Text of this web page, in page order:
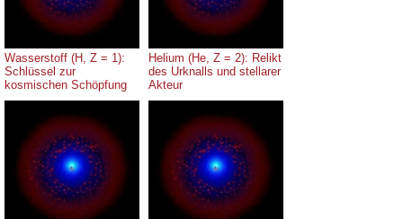
Wasserstoff (H, Z = 1):
Schlüssel zur
kosmischen Schöpfung
Helium (He, Z = 2): Relikt
des Urknalls und stellarer
Akteur